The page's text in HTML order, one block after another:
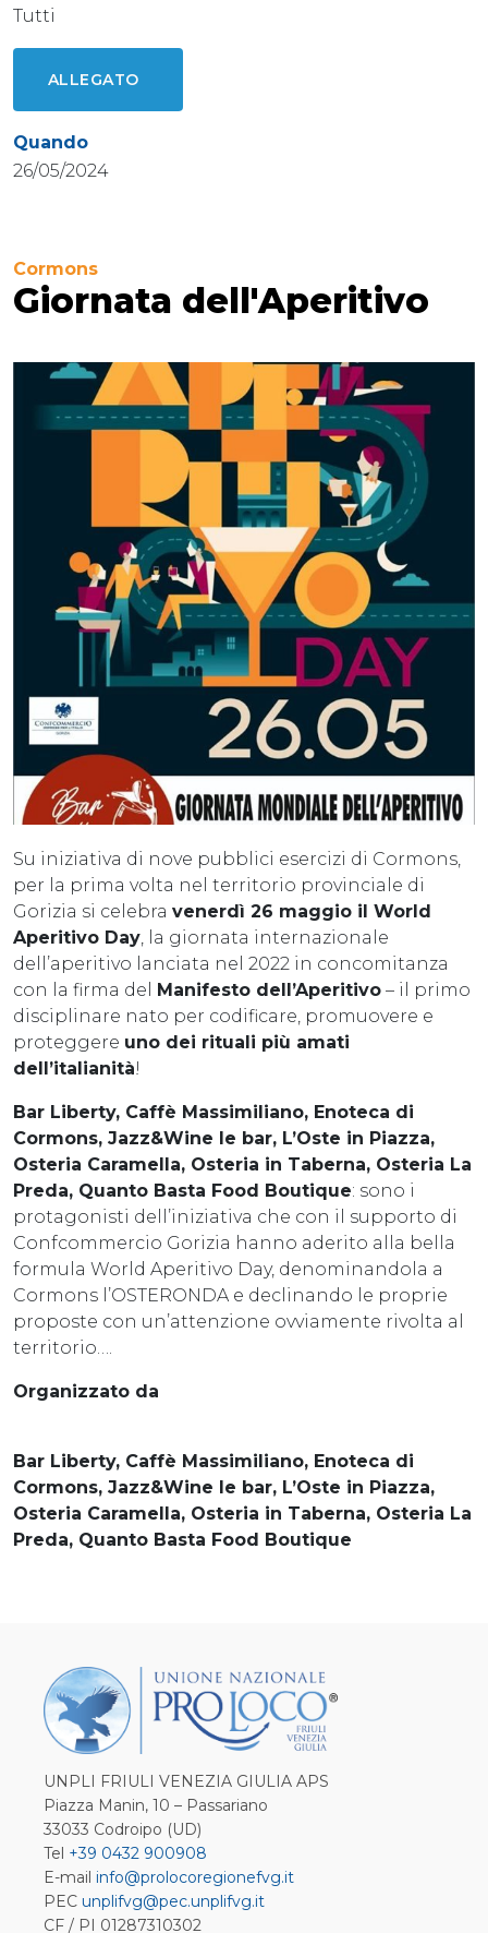
Tutti
ALLEGATO
Quando
26/05/2024
Cormons
Giornata dell'Aperitivo
Su iniziativa di nove pubblici esercizi di Cormons,
per la prima volta nel territorio provinciale di
Gorizia si celebra venerdì 26 maggio il World
Aperitivo Day , la giornata internazionale
dell’aperitivo lanciata nel 2022 in concomitanza
con la firma del Manifesto dell’Aperitivo – il primo
disciplinare nato per codificare, promuovere e
proteggere uno dei rituali più amati
dell’italianità!
Bar Liberty, Caffè Massimiliano, Enoteca di
Cormons, Jazz&Wine le bar, L’Oste in Piazza,
Osteria Caramella, Osteria in Taberna, Osteria La
Preda, Quanto Basta Food Boutique: sono i
protagonisti dell’iniziativa che con il supporto di
Confcommercio Gorizia hanno aderito alla bella
formula World Aperitivo Day, denominandola a
Cormons l’OSTERONDA e declinando le proprie
proposte con un’attenzione ovviamente rivolta al
territorio….
Organizzato da
Bar Liberty, Caffè Massimiliano, Enoteca di
Cormons, Jazz&Wine le bar, L’Oste in Piazza,
Osteria Caramella, Osteria in Taberna, Osteria La
Preda, Quanto Basta Food Boutique
UNPLI FRIULI VENEZIA GIULIA APS
Piazza Manin, 10 – Passariano
33033 Codroipo (UD)
Tel +39 0432 900908
E-mail info@prolocoregionefvg.it
PEC unplifvg@pec.unplifvg.it
CF / PI 01287310302